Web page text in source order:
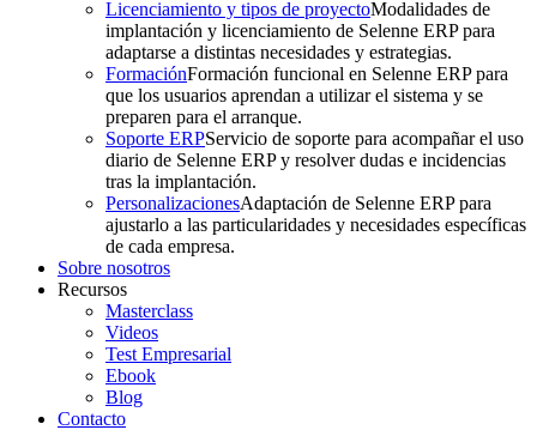
Licenciamiento y tipos de proyectoModalidades de
implantación y licenciamiento de Selenne ERP para
adaptarse a distintas necesidades y estrategias.
FormaciónFormación funcional en Selenne ERP para
que los usuarios aprendan a utilizar el sistema y se
preparen para el arranque.
Soporte ERPServicio de soporte para acompañar el uso
diario de Selenne ERP y resolver dudas e incidencias
tras la implantación.
PersonalizacionesAdaptación de Selenne ERP para
ajustarlo a las particularidades y necesidades específicas
de cada empresa.
Sobre nosotros
Recursos
Masterclass
Videos
Test Empresarial
Ebook
Blog
Contacto